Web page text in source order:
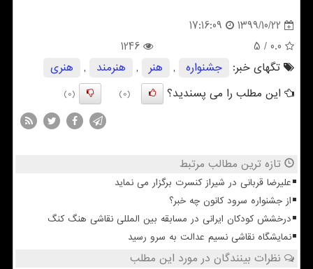
1399/10/22
17:16:09
0.0
/ 5
1246
تگهای خبر:
جشنواره , هنر , هنرمند ,
هنری
این مطلب را می پسندید؟
(0)
(0)
تازه ترین مطالب مرتبط
علیرضا قربانی در شیراز کنسرت برگزار می نماید
از جشنواره سرود کانون چه خبر؟
درخشش کودکان ایرانی در مسابقه بین المللی نقاشی هنگ کنگ
نمایشگاه نقاشی نسیم عدالت به سرو رسید
نظرات بینندگان در مورد این مطلب